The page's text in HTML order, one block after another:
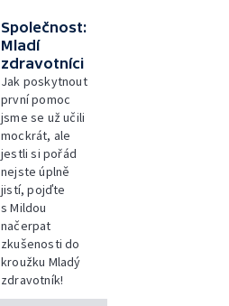
Společnost:
Mladí
zdravotníci
Jak poskytnout
první pomoc
jsme se už učili
mockrát, ale
jestli si pořád
nejste úplně
jistí, pojďte
s Mildou
načerpat
zkušenosti do
kroužku Mladý
zdravotník!